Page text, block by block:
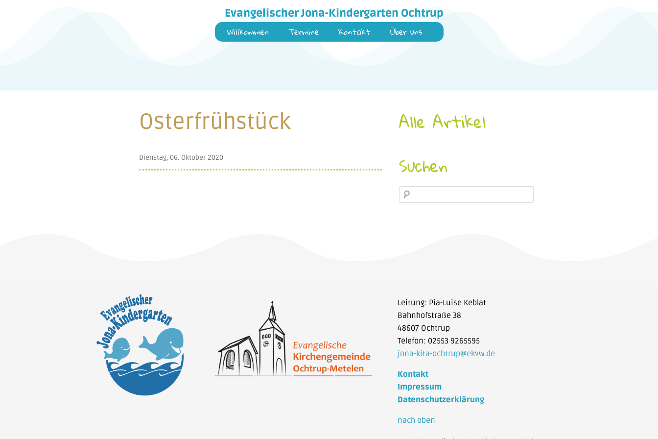
Evangelischer Jona-Kindergarten Ochtrup
Willkommen Termine Kontakt Über uns
Osterfrühstück
Dienstag, 06. Oktober 2020
Alle Artikel
Suchen
Leitung: Pia-Luise Keblat
Bahnhofstraße 38
48607 Ochtrup
Telefon: 02553 9265595
jona-kita-ochtrup@ekvw.de
Kontakt
Impressum
Datenschutzerklärung
nach oben